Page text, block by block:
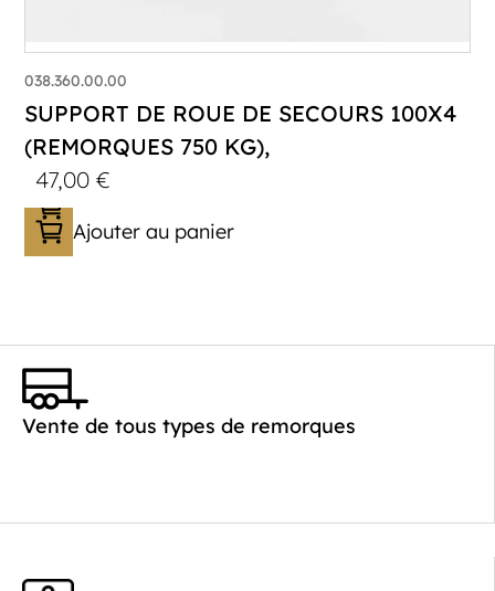
038.360.00.00
SUPPORT DE ROUE DE SECOURS 100X4
(REMORQUES 750 KG),
47,00€
Ajouter au panier
Vente de tous types de remorques